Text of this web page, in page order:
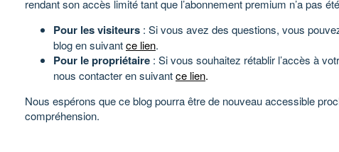
rendant son accès limité tant que l’abonnement premium n’a pas
Pour les visiteurs : Si vous avez des questions, vous
blog en suivantce lien.
Pour le propriétaire : Si vous souhaitez rétablir l’accès à
nous contacter en suivantce lien.
Nous espérons que ce blog pourra être de nouveau accessible
compréhension.